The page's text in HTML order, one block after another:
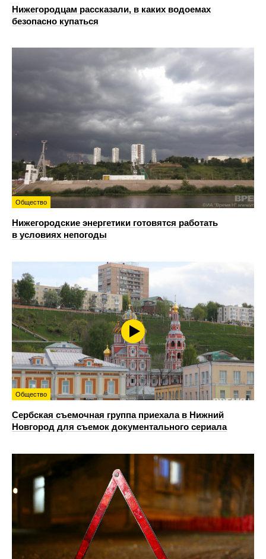
Нижегородцам рассказали, в каких водоемах
безопасно купаться
Общество
Нижегородские энергетики готовятся работать
в условиях непогоды
Общество
Сербская съемочная группа приехала в Нижний
Новгород для съемок документального сериала